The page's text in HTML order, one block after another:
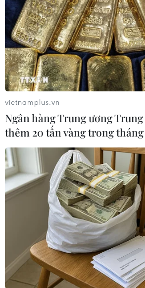
với trận hòa 2-2 ở lượt
(Ảnh: PV/Vietnam+)
#đội tuyển Việt Nam #AFF Cup 2022
#Thái Lan
#Park Hang-seo
vietnamplus.vn
Ngân hàng Trung ương
thêm 20 tấn vàng trong tháng